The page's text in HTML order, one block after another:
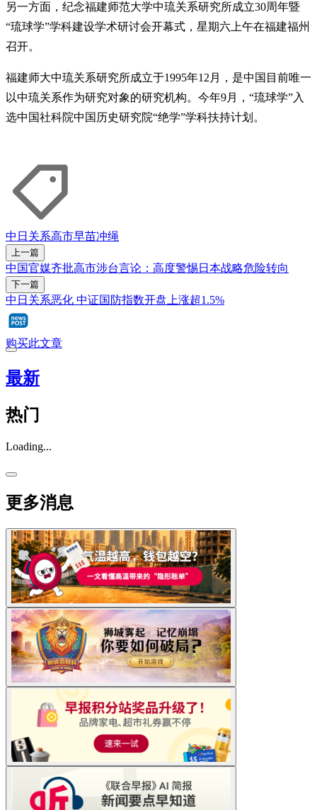
另一方面，纪念福建师范大学中琉关系研究所成立30周年暨
“琉球学”学科建设学术研讨会开幕式，星期六上午在福建福州
召开。
福建师大中琉关系研究所成立于1995年12月，是中国目前唯一
以中琉关系作为研究对象的研究机构。今年9月，“琉球学”入
选中国社科院中国历史研究院“绝学”学科扶持计划。
中日关系高市早苗冲绳
上一篇
中国官媒齐批高市涉台言论：高度警惕日本战略危险转向
下一篇
中日关系恶化 中证国防指数开盘上涨超1.5%
购买此文章
最新
热门
Loading...
更多消息